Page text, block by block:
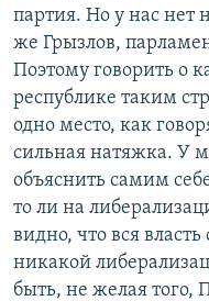
партия. Но у нас нет
же Грызлов,
Поэтому говорить о
республике таким
одно место, как
сильная натяжка. У
объяснить самим
то ли на
видно, что вся
никакой
быть, не желая того,